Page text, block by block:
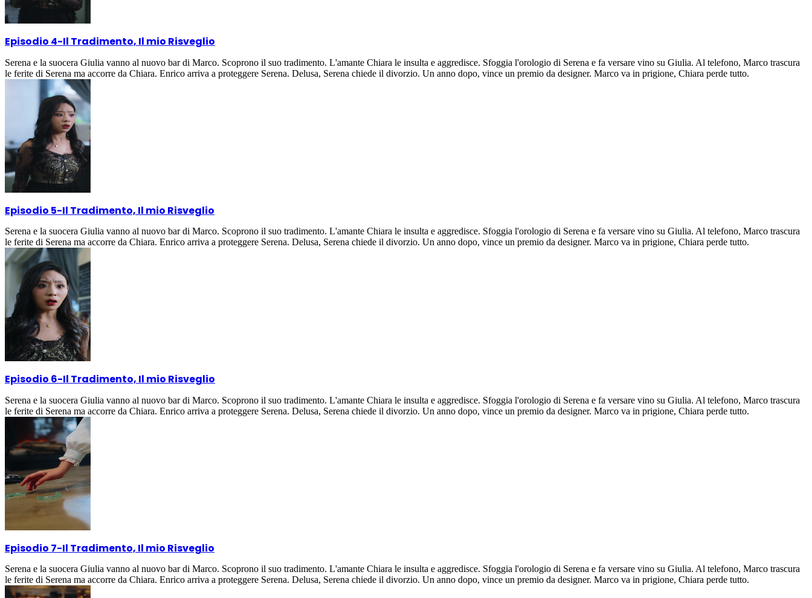
Episodio 4-Il Tradimento, Il mio Risveglio
Serena e la suocera Giulia vanno al nuovo bar di Marco. Scoprono il suo tradimento. L'amante Chiara le insulta e aggredisce. Sfoggia l'orologio di Serena e fa versare vino su Giulia. Al telefono, Marco trascura
le ferite di Serena ma accorre da Chiara. Enrico arriva a proteggere Serena. Delusa, Serena chiede il divorzio. Un anno dopo, vince un premio da designer. Marco va in prigione, Chiara perde tutto.
Episodio 5-Il Tradimento, Il mio Risveglio
Serena e la suocera Giulia vanno al nuovo bar di Marco. Scoprono il suo tradimento. L'amante Chiara le insulta e aggredisce. Sfoggia l'orologio di Serena e fa versare vino su Giulia. Al telefono, Marco trascura
le ferite di Serena ma accorre da Chiara. Enrico arriva a proteggere Serena. Delusa, Serena chiede il divorzio. Un anno dopo, vince un premio da designer. Marco va in prigione, Chiara perde tutto.
Episodio 6-Il Tradimento, Il mio Risveglio
Serena e la suocera Giulia vanno al nuovo bar di Marco. Scoprono il suo tradimento. L'amante Chiara le insulta e aggredisce. Sfoggia l'orologio di Serena e fa versare vino su Giulia. Al telefono, Marco trascura
le ferite di Serena ma accorre da Chiara. Enrico arriva a proteggere Serena. Delusa, Serena chiede il divorzio. Un anno dopo, vince un premio da designer. Marco va in prigione, Chiara perde tutto.
Episodio 7-Il Tradimento, Il mio Risveglio
Serena e la suocera Giulia vanno al nuovo bar di Marco. Scoprono il suo tradimento. L'amante Chiara le insulta e aggredisce. Sfoggia l'orologio di Serena e fa versare vino su Giulia. Al telefono, Marco trascura
le ferite di Serena ma accorre da Chiara. Enrico arriva a proteggere Serena. Delusa, Serena chiede il divorzio. Un anno dopo, vince un premio da designer. Marco va in prigione, Chiara perde tutto.